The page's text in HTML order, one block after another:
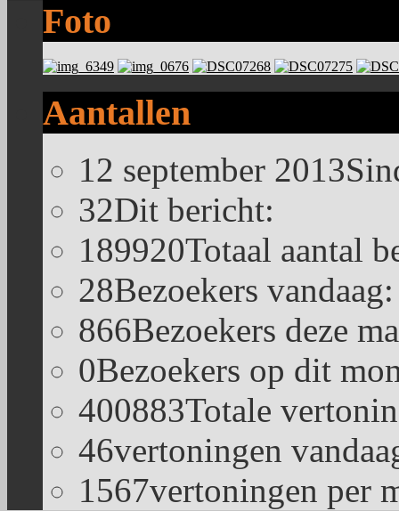
Foto
Aantallen
12 september 2013
32Dit bericht:
189920Totaal aantal
28Bezoekers vandaag:
866Bezoekers deze
0Bezoekers op dit
400883Totale
46vertoningen
1567vertoningen per